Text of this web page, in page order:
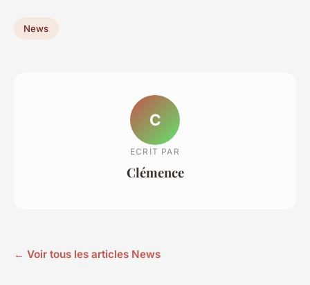
News
C
ECRIT PAR
Clémence
← Voir tous les articles News